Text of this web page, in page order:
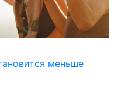
меньше